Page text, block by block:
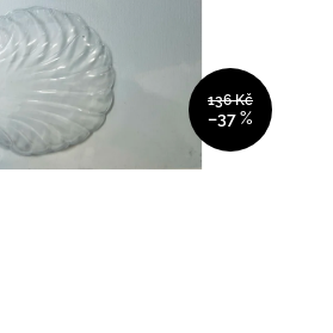
136 Kč
–37 %